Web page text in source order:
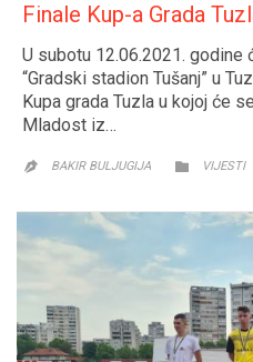
Finale Kup-a Grada
U subotu 12.06.2021. godine
“Gradski stadion Tušanj” u
Kupa grada Tuzla u kojoj će
Mladost iz…
 BAKIR BULJUGIJA  VIJESTI